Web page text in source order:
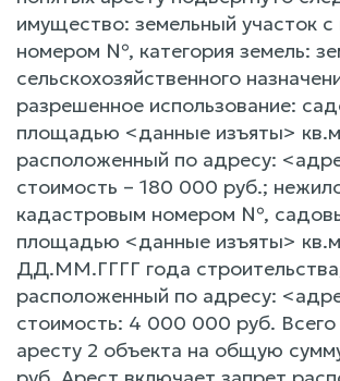
имущество: земельный участок
номером №, категория земель:
сельскохозяйственного
разрешенное использование:
площадью <данные изъяты>
расположенный по адресу:
стоимость – 180 000 руб.;
кадастровым номером №,
площадью <данные изъяты>
ДД.ММ.ГГГГ года
расположенный по адресу:
стоимость: 4 000 000 руб. Всего
аресту 2 объекта на общую